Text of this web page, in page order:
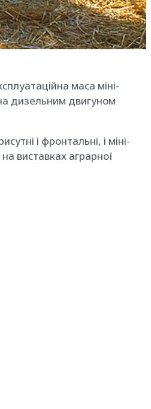
маса міні-
дизельним двигуном
і фронтальні, і міні-
виставках аграрної